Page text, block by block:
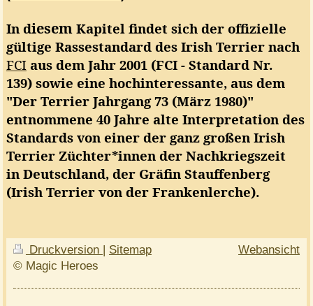
In diesemKapitel findet sich der offizielle
gültige Rassestandard des Irish Terrier nach
FCI aus dem Jahr 2001 (FCI - Standard Nr.
139) sowie eine hochinteressante, aus dem
"Der Terrier Jahrgang 73 (März 1980)"
entnommene 40 Jahre alte Interpretation des
Standards von einer der ganz großen Irish
Terrier Züchter*innen der Nachkriegszeit
in Deutschland, der Gräfin Stauffenberg
(Irish Terrier von der Frankenlerche).
Druckversion
Sitemap
© Magic Heroes
Webansicht